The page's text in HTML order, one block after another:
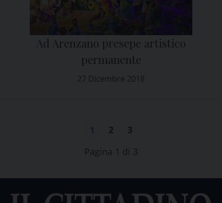
27 Dicembre 2018
Ad Arenzano presepe artistico
permanente
2
3
Pagina 1 di 3